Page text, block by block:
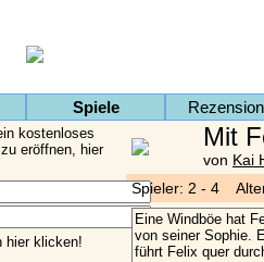
Spiele
Mit
von Kai
Spieler: 2 - 4